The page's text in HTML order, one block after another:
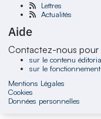
Lettres
Actualités
Aide
Contactez-nous pour
sur le contenu
sur le
Mentions Légales
Cookies
Données personnelles